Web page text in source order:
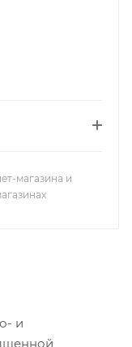
магазина и
и